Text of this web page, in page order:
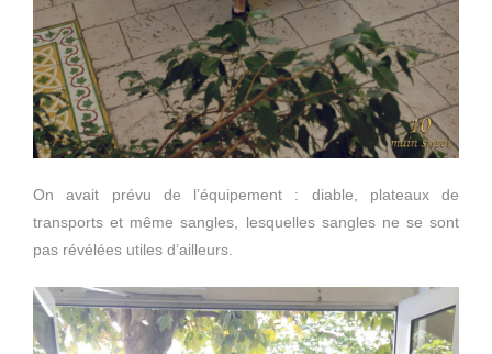
On avait prévu de l’équipement : diable, plateaux de
transports et même sangles, lesquelles sangles ne se sont
pas révélées utiles d’ailleurs.